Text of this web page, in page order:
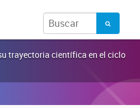
trayectoria científica en el ciclo